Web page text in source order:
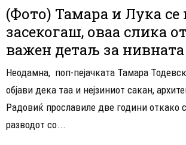
(Фото) Тамара и Лука се
засекогаш, оваа слика
важен детаљ за
Неодамна, поп-пејачката Тамара
објави дека таа и нејзиниот сакан,
Радовиќ прославиле две години откако
разводот со...